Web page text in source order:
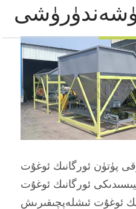
پۈتۈن ئورگانىك ئوغۇت
ئورگانىك ئوغۇت
ئوغۇت ئىشلەپچىقىرىش